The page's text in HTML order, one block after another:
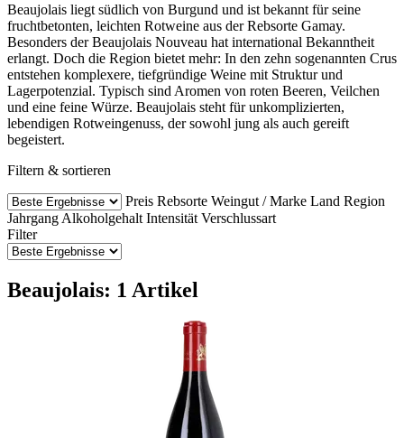
Beaujolais liegt südlich von Burgund und ist bekannt für seine
fruchtbetonten, leichten Rotweine aus der Rebsorte Gamay.
Besonders der Beaujolais Nouveau hat international Bekanntheit
erlangt. Doch die Region bietet mehr: In den zehn sogenannten Crus
entstehen komplexere, tiefgründige Weine mit Struktur und
Lagerpotenzial. Typisch sind Aromen von roten Beeren, Veilchen
und eine feine Würze. Beaujolais steht für unkomplizierten,
lebendigen Rotweingenuss, der sowohl jung als auch gereift
begeistert.
Filtern & sortieren
Preis Rebsorte Weingut / Marke Land Region
Jahrgang Alkoholgehalt Intensität Verschlussart
Filter
Beaujolais: 1 Artikel